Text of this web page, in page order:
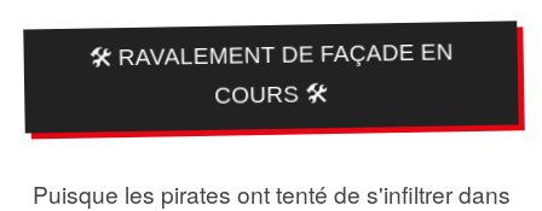
🛠️ RAVALEMENT DE FAÇADE EN
COURS 🛠️
Puisque les pirates ont tenté de s'infiltrer dans